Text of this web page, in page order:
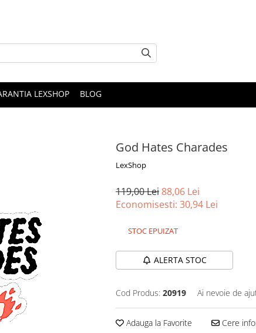
LEXSHOP BLOG
God Hates Charades
LexShop
119,00 Lei88,06 Lei
Economisesti: 30,94 Lei
STOC EPUIZAT
ALERTA STOC
Cod Produs: 20919 Ai nevoie de
Adauga la Favorite Cere